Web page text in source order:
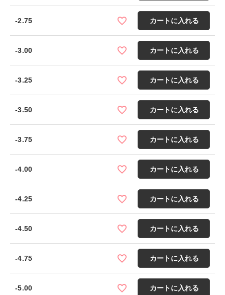
-2.75 カートに入れる
-3.00 カートに入れる
-3.25 カートに入れる
-3.50 カートに入れる
-3.75 カートに入れる
-4.00 カートに入れる
-4.25 カートに入れる
-4.50 カートに入れる
-4.75 カートに入れる
-5.00 カートに入れる